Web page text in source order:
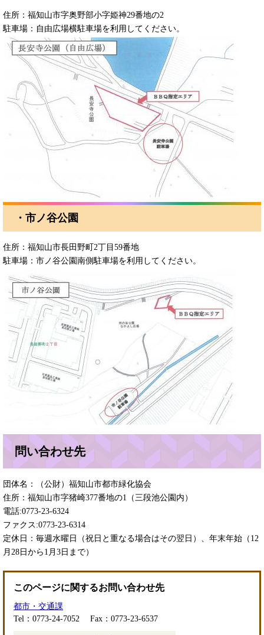
住所：福知山市字奥野部小字姫神29番地の2
駐車場：自由広場横駐車場を利用してください。
・市ノ谷公園
住所：福知山市長田野町2丁目59番地
駐車場：市ノ谷公園南側駐車場を利用してください。
問い合わせ先
団体名：（公財）福知山市都市緑化協会
住所：福知山市字猪崎377番地の1（三段池公園内）
電話:0773-23-6324
ファクス:0773-23-6314
​定休日：毎週水曜日（祝日と重なる場合はその翌日）、年末年始（12
月28日から1月3日まで）
このページに関するお問い合わせ先
都市・交通課
Tel：0773-24-7052
Fax：0773-23-6537